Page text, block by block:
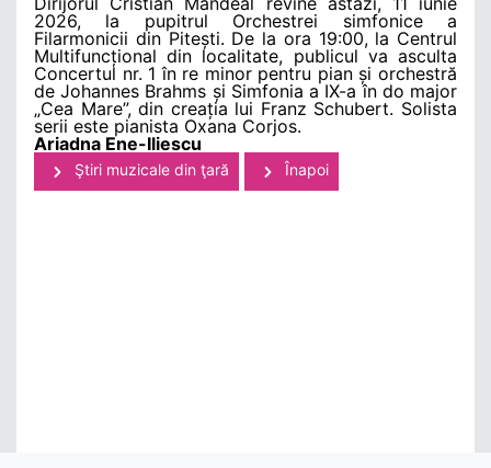
2026, la pupitrul Orchestrei simfonice a
Filarmonicii din Pitești. De la ora 19:00, la Centrul
Multifuncțional din localitate, publicul va asculta
Concertul nr. 1 în re minor pentru pian și orchestră
de Johannes Brahms și Simfonia a IX-a în do major
„Cea Mare”, din creația lui Franz Schubert. Solista
serii este pianista Oxana Corjos.
Ariadna Ene-Iliescu
Ştiri muzicale din ţară Înapoi